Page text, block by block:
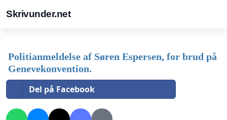
Skrivunder.net
Politianmeldelse af Søren Espersen, for brud på
Genevekonvention.
Del på Facebook